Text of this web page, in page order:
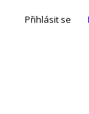
Přihlásit se